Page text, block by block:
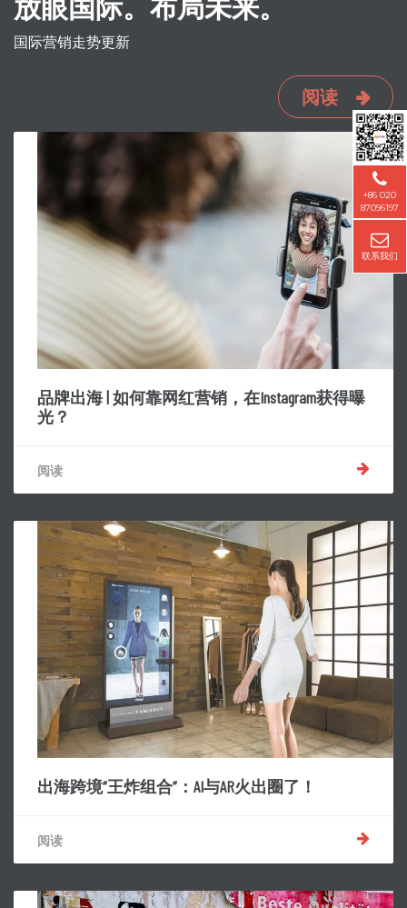
放眼国际。布局未来。
国际营销走势更新
阅读
品牌出海 | 如何靠网红营销，在Instagram获得曝
光？
阅读
出海跨境“王炸组合”：AI与AR火出圈了！
阅读
+86 020
87096197
联系我们